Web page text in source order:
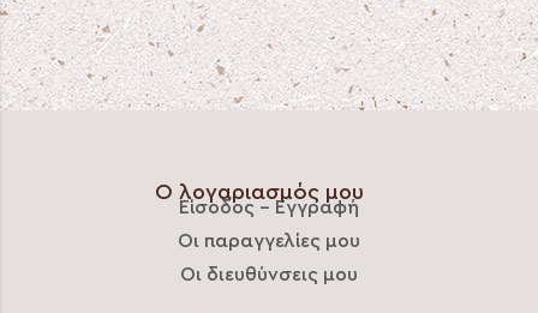
Ο λογαριασμός μου
Είσοδος – Εγγραφή
Οι παραγγελίες μου
Οι διευθύνσεις μου